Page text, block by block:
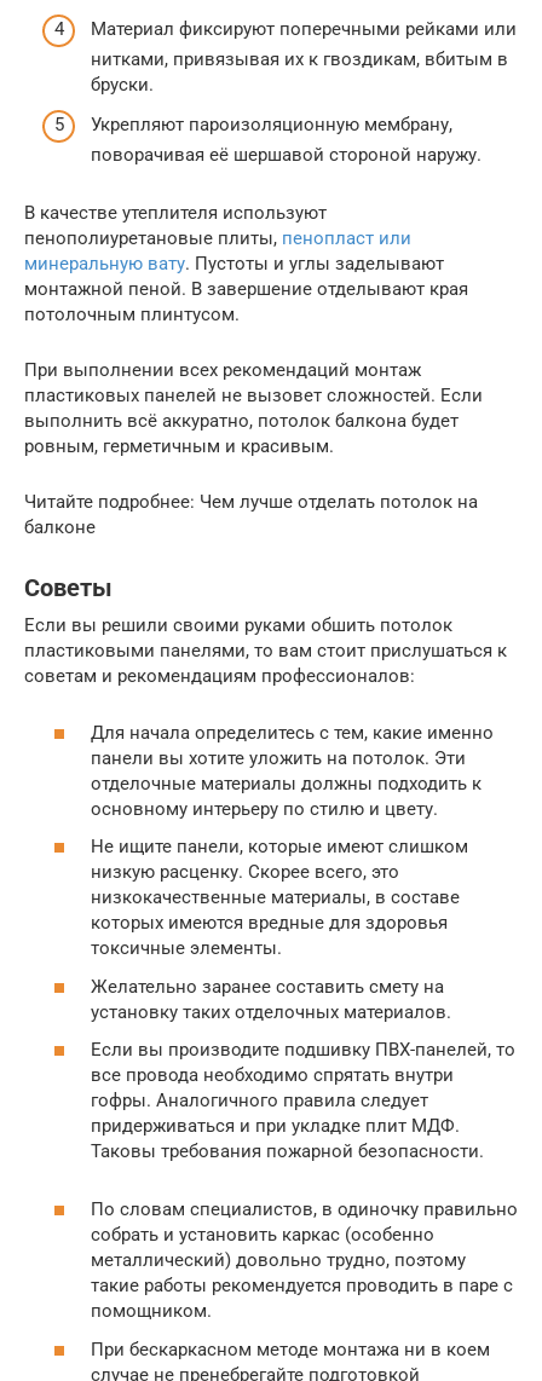
Материал фиксируют поперечными рейками или
нитками, привязывая их к гвоздикам, вбитым в
бруски.
Укрепляют пароизоляционную мембрану,
поворачивая её шершавой стороной наружу.
В качестве утеплителя используют
пенополиуретановые плиты, пенопласт или
минеральную вату. Пустоты и углы заделывают
монтажной пеной. В завершение отделывают края
потолочным плинтусом.
При выполнении всех рекомендаций монтаж
пластиковых панелей не вызовет сложностей. Если
выполнить всё аккуратно, потолок балкона будет
ровным, герметичным и красивым.
Читайте подробнее: Чем лучше отделать потолок на
балконе
Советы
Если вы решили своими руками обшить потолок
пластиковыми панелями, то вам стоит прислушаться к
советам и рекомендациям профессионалов:
Для начала определитесь с тем, какие именно
панели вы хотите уложить на потолок. Эти
отделочные материалы должны подходить к
основному интерьеру по стилю и цвету.
Не ищите панели, которые имеют слишком
низкую расценку. Скорее всего, это
низкокачественные материалы, в составе
которых имеются вредные для здоровья
токсичные элементы.
Желательно заранее составить смету на
установку таких отделочных материалов.
Если вы производите подшивку ПВХ-панелей, то
все провода необходимо спрятать внутри
гофры. Аналогичного правила следует
придерживаться и при укладке плит МДФ.
Таковы требования пожарной безопасности.
По словам специалистов, в одиночку правильно
собрать и установить каркас (особенно
металлический) довольно трудно, поэтому
такие работы рекомендуется проводить в паре с
помощником.
При бескаркасном методе монтажа ни в коем
случае не пренебрегайте подготовкой